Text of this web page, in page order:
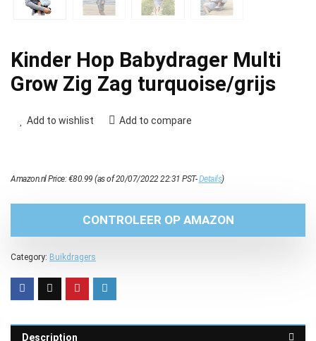
Kinder Hop Babydrager Multi
Grow Zig Zag turquoise/grijs
Add to wishlist Add to compare
Amazon.nl Price:€80.99 (as of 20/07/2022 22:31 PST-Details)
CONTROLEER OP AMAZON
Category: Buikdragers
Description